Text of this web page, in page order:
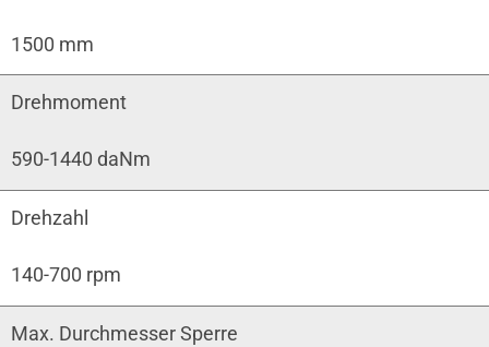
1500 mm
Drehmoment
590-1440 daNm
Drehzahl
140-700 rpm
Max. Durchmesser Sperre